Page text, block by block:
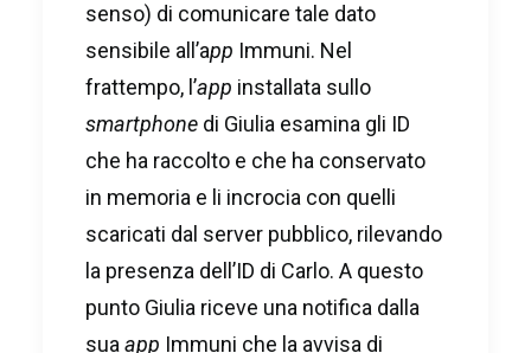
senso) di comunicare tale dato
sensibile all’app Immuni. Nel
frattempo, l’app installata sullo
smartphone di Giulia esamina gli ID
che ha raccolto e che ha conservato
in memoria e li incrocia con quelli
scaricati dal server pubblico, rilevando
la presenza dell’ID di Carlo. A questo
punto Giulia riceve una notifica dalla
sua app Immuni che la avvisa di